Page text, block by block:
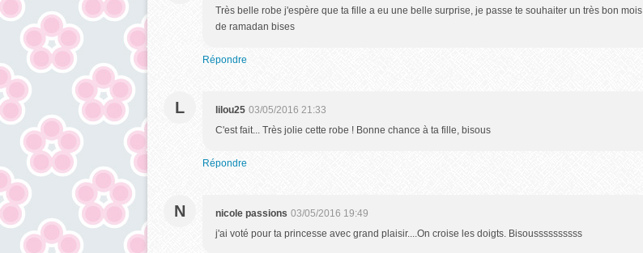
Très belle robe j'espère que ta fille a eu une belle surprise, je passe te souhaiter un très bon mois
de ramadan bises
Répondre
L lilou25 03/05/2016 21:33
C'est fait... Très jolie cette robe ! Bonne chance à ta fille, bisous
Répondre
N nicole passions 03/05/2016 19:49
j'ai voté pour ta princesse avec grand plaisir....On croise les doigts. Bisoussssssssss